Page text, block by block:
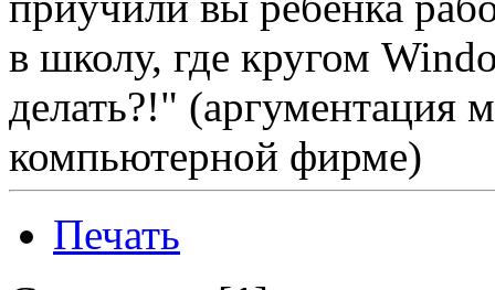
в школу, где кругом
делать?!" (аргументация
компьютерной фирме)
Печать